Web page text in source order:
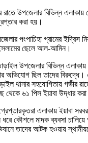
রাতে উপজেলার বিভিন্ন
করা হয়।
পংপাচিহা গ্রামের ইদ্রিস
ছেলে আল-আমিন।
উপজেলার বিভিন্ন
অভিযোগ ছিল তাদের বিরুদ্ধে।
থানার সহযোগিতায় গভীর
থেকে ৬১ পিস ইয়াবা উদ্ধার
এলাকায় ইয়াবা
ধরে কৌশলে মাদক ব্যবসা
তাদের আটক হওয়ায়